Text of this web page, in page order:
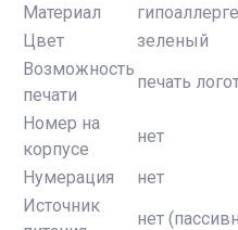
Материал
Цвет
зеленый
Возможность
печати
печать
Номер на
корпусе
нет
Нумерация
нет
Источник
нет